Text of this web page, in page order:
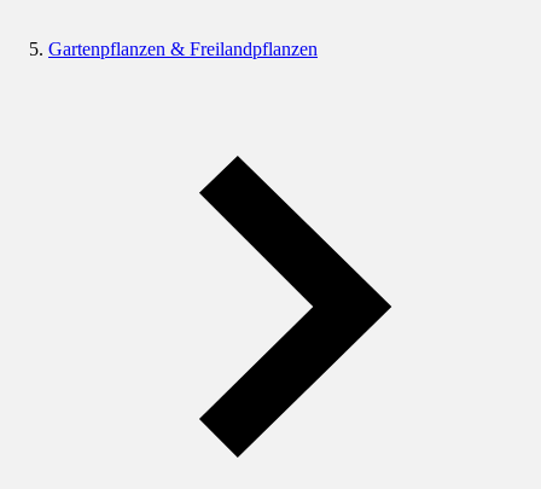
Gartenpflanzen & Freilandpflanzen